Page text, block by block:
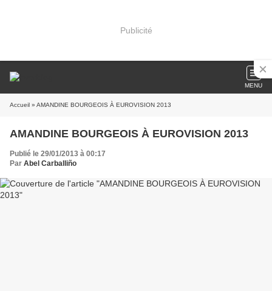
Publicité
MENU
Accueil » AMANDINE BOURGEOIS À EUROVISION 2013
AMANDINE BOURGEOIS À EUROVISION 2013
Publié le 29/01/2013 à 00:17
Par Abel Carballiño